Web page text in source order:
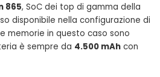
865, SoC dei top di gamma della
disponibile nella configurazione di
memorie in questo caso sono
è sempre da 4.500 mAh con